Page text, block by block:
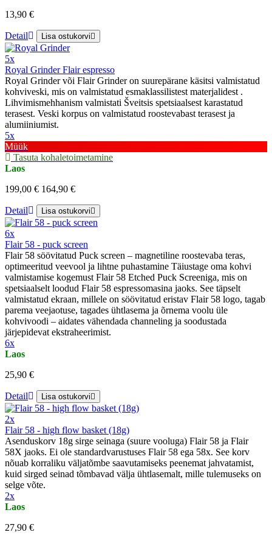
13,90 €
Detail Lisa ostukorvi
5x
Royal Grinder Flair espresso
Royal Grinder või Flair Grinder on suurepärane käsitsi valmistatud
kohviveski, mis on valmistatud esmaklassilistest materjalidest .
Lihvimismehhanism valmistati Šveitsis spetsiaalsest karastatud
terasest. Veski korpus on valmistatud roostevabast terasest ja
alumiiniumist.
5x
Müük
Tasuta kohaletoimetamine
Laos
199,00 € 164,90 €
Detail Lisa ostukorvi
6x
Flair 58 - puck screen
Flair 58 söövitatud Puck screen – magnetiline roostevaba teras,
optimeeritud veevool ja lihtne puhastamine Täiustage oma kohvi
valmistamise kogemust Flair 58 Etched Puck Screeniga, mis on
spetsiaalselt loodud Flair 58 espressomasina jaoks. See täpselt
valmistatud ekraan, millele on söövitatud eristav Flair 58 logo, tagab
parema veejaotuse, tagades ühtlasema ja õrnema voolu üle
kohvivoodi – aidates vähendada channeling ja soodustada
järjepidevat ekstraheerimist.
6x
Laos
25,90 €
Detail Lisa ostukorvi
2x
Flair 58 - high flow basket (18g)
Asenduskorv 18g sirge seinaga (suure vooluga) Flair 58 ja Flair
58X jaoks. Ei ole standardvarustuses Flair 58 ega 58x. See korv
nõuab korraliku väljatõmbe saavutamiseks peenemat jahvatamist,
kuid sirged seinad tõmbavad välja ühtlasemalt, mille tulemuseks on
selge võte.
2x
Laos
27,90 €